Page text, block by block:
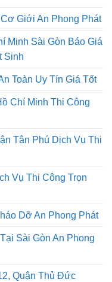
Giới An Phong Phát
Minh Sài Gòn Báo Giá
Sinh
Toàn Uy Tín Giá Tốt
Chí Minh Thi Công
Tân Phú Dịch Vụ Thi
Vụ Thi Công Trọn
Dỡ An Phong Phát
Sài Gòn An Phong
Quận Thủ Đức